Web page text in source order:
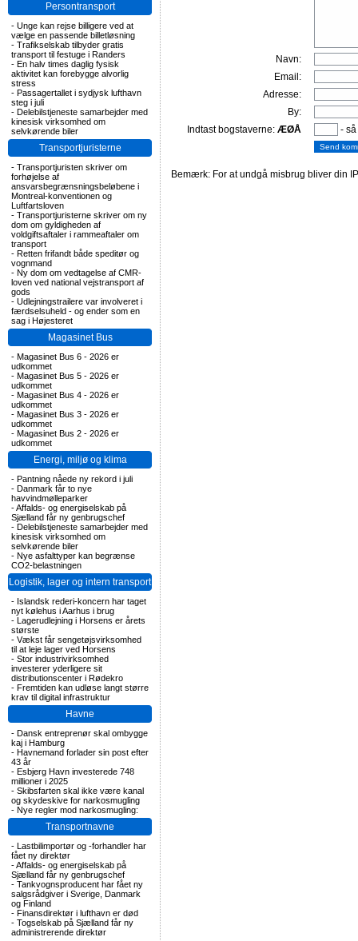
Persontransport
- Unge kan rejse billigere ved at
vælge en passende billetløsning
- Trafikselskab tilbyder gratis
transport til festuge i Randers
- En halv times daglig fysisk
aktivitet kan forebygge alvorlig
stress
- Passagertallet i sydjysk lufthavn
steg i juli
- Delebilstjeneste samarbejder med
kinesisk virksomhed om
selvkørende biler
Transportjuristerne
- Transportjuristen skriver om
forhøjelse af
ansvarsbegrænsningsbeløbene i
Montreal-konventionen og
Luftfartsloven
- Transportjuristerne skriver om ny
dom om gyldigheden af
voldgiftsaftaler i rammeaftaler om
transport
- Retten frifandt både speditør og
vognmand
- Ny dom om vedtagelse af CMR-
loven ved national vejstransport af
gods
- Udlejningstrailere var involveret i
færdselsuheld - og ender som en
sag i Højesteret
Magasinet Bus
- Magasinet Bus 6 - 2026 er
udkommet
- Magasinet Bus 5 - 2026 er
udkommet
- Magasinet Bus 4 - 2026 er
udkommet
- Magasinet Bus 3 - 2026 er
udkommet
- Magasinet Bus 2 - 2026 er
udkommet
Energi, miljø og klima
- Pantning nåede ny rekord i juli
- Danmark får to nye
havvindmølleparker
-Affalds- og energiselskab på
Sjælland får ny genbrugschef
- Delebilstjeneste samarbejder med
kinesisk virksomhed om
selvkørende biler
- Nye asfalttyper kan begrænse
CO2-belastningen
Logistik, lager og intern transport
- Islandsk rederi-koncern har taget
nyt kølehus i Aarhus i brug
- Lagerudlejning i Horsens er årets
største
- Vækst får sengetøjsvirksomhed
til at leje lager ved Horsens
- Stor industrivirksomhed
investerer yderligere sit
distributionscenter i Rødekro
- Fremtiden kan udløse langt større
krav til digital infrastruktur
Havne
- Dansk entreprenør skal ombygge
kaj i Hamburg
- Havnemand forlader sin post efter
43 år
- Esbjerg Havn investerede 748
millioner i 2025
- Skibsfarten skal ikke være kanal
og skydeskive for narkosmugling
- Nye regler mod narkosmugling:
Transportnavne
- Lastbilimportør og -forhandler har
fået ny direktør
-Affalds- og energiselskab på
Sjælland får ny genbrugschef
- Tankvognsproducent har fået ny
salgsrådgiver i Sverige, Danmark
og Finland
- Finansdirektør i lufthavn er død
- Togselskab på Sjælland får ny
administrerende direktør
Navn:
Email:
Adresse:
By:
Indtast bogstaverne: ÆØÅ -
Bemærk: For at undgå misbrug bliver din